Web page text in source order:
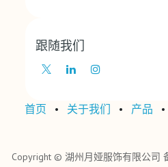
跟随我们
首页 • 关于我们 • 产品 •
Copyright © 湖州月娅服饰有限公司